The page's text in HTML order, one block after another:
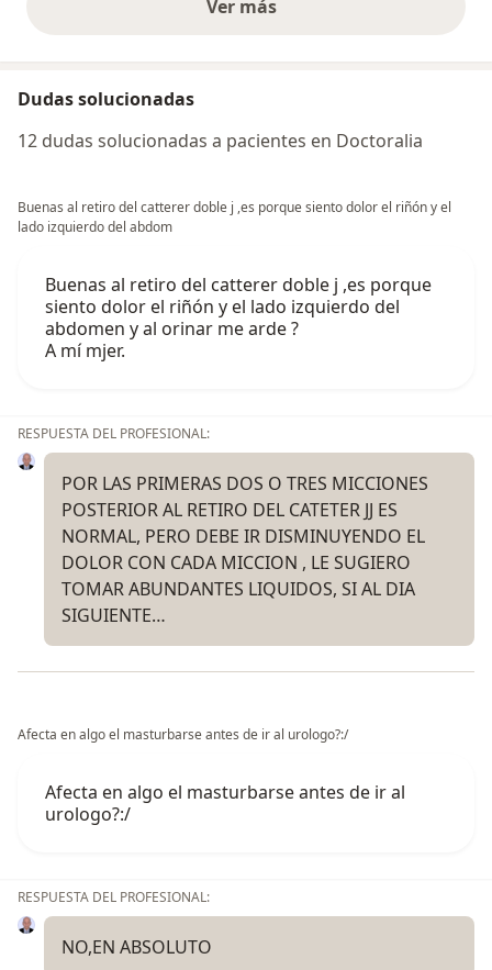
Ver másopiniones anteriores
Dudas solucionadas
12 dudas solucionadas a pacientes en Doctoralia
Buenas al retiro del catterer doble j ,es porque siento dolor el riñón y el
lado izquierdo del abdom
Buenas al retiro del catterer doble j ,es porque
siento dolor el riñón y el lado izquierdo del
abdomen y al orinar me arde ?
A mí mjer.
RESPUESTA DEL PROFESIONAL:
POR LAS PRIMERAS DOS O TRES MICCIONES
POSTERIOR AL RETIRO DEL CATETER JJ ES
NORMAL, PERO DEBE IR DISMINUYENDO EL
DOLOR CON CADA MICCION , LE SUGIERO
TOMAR ABUNDANTES LIQUIDOS, SI AL DIA
SIGUIENTE…
Afecta en algo el masturbarse antes de ir al urologo?:/
Afecta en algo el masturbarse antes de ir al
urologo?:/
RESPUESTA DEL PROFESIONAL:
NO,EN ABSOLUTO